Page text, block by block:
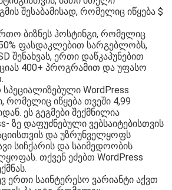
შესაბამისად, რომელიც იწყება $
ბიზნეს ჰოსტინგი, რომელიც
ფასდაკლებით სარგებლობს,
შენახვას, ერთი დაწკაპუნებით
400+ პროგრამით და უფასო
სპეციალიზებული WordPress
რომელიც იწყება თვეში 4,99
ეს გეგმები შექმნილია
ზე დაფუძნებული ვებსაიტებისთვის
და უზრუნველყოფს
სიჩქარის და საიმედოობის
თქვენ ეძებთ WordPress
ერთი საინტერესო ვარიანტი აქვთ